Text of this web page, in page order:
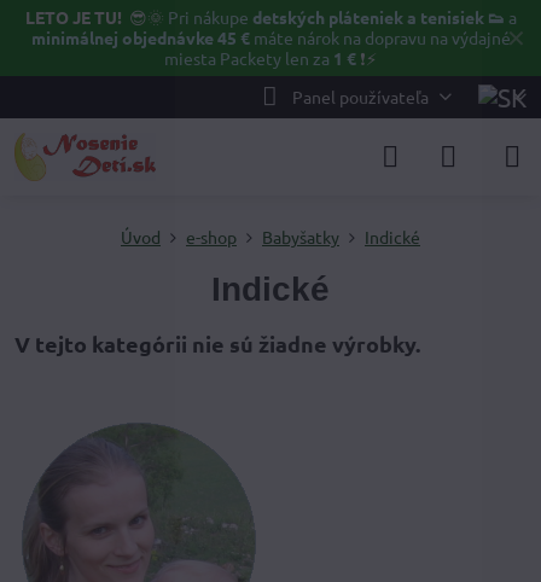
✕
LETO JE TU! 😎🌞 Pri nákupe detských pláteniek a tenisiek 👟 a
minimálnej objednávke 45 €máte nárok na dopravu na výdajné
miesta Packety len za 1 € ❗⚡️
Panel používateľa
Úvod e-shop Babyšatky Indické
Indické